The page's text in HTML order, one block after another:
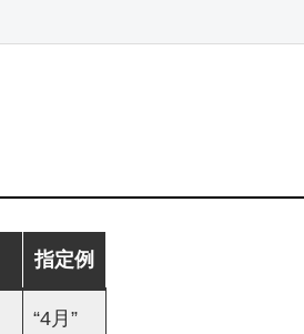
指定例
“4月”